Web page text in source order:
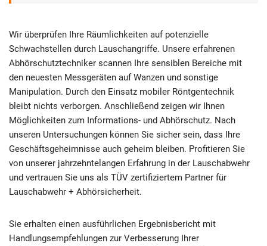
Wir überprüfen Ihre Räumlichkeiten auf potenzielle
Schwachstellen durch Lauschangriffe. Unsere erfahrenen
Abhörschutztechniker scannen Ihre sensiblen Bereiche mit
den neuesten Messgeräten auf Wanzen und sonstige
Manipulation. Durch den Einsatz mobiler Röntgentechnik
bleibt nichts verborgen. Anschließend zeigen wir Ihnen
Möglichkeiten zum Informations- und Abhörschutz. Nach
unseren Untersuchungen können Sie sicher sein, dass Ihre
Geschäftsgeheimnisse auch geheim bleiben. Profitieren Sie
von unserer jahrzehntelangen Erfahrung in der Lauschabwehr
und vertrauen Sie uns als TÜV zertifiziertem Partner für
Lauschabwehr + Abhörsicherheit.
Sie erhalten einen ausführlichen Ergebnisbericht mit
Handlungsempfehlungen zur Verbesserung Ihrer